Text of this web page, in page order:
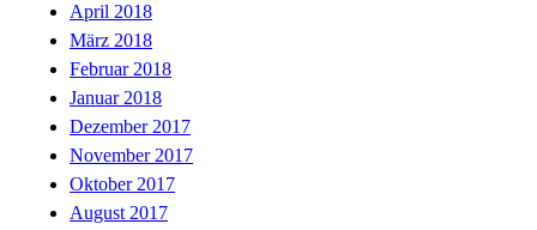
April 2018
März 2018
Februar 2018
Januar 2018
Dezember 2017
November 2017
Oktober 2017
August 2017